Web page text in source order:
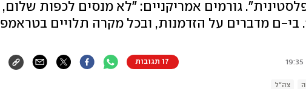
גורמים אמריקניים: "לא מנסים לכפות שלום,
ם מדברים על הזדמנות, ובכל מקרה תלויים בטראמפ
17 תגובות
צה"ל